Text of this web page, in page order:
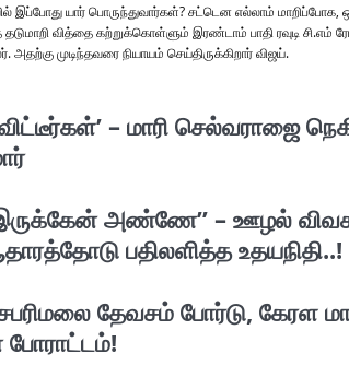
இப்போது யார் பொருந்துவார்கள்? சட்டென எல்லாம் மாறிப்போக,
தடுமாறி வித்தை கற்றுக்கொள்ளும் இரண்டாம் பாதி ரவுடி சி.எம்
அதற்கு முடிந்தவரை நியாயம் செய்திருக்கிறார் விஜய்.
– மாரி செல்வராஜை
அண்ணே’’ – ஊழல்
பதிலளித்த உதயநிதி..!
தேவசம் போர்டு, கேரள